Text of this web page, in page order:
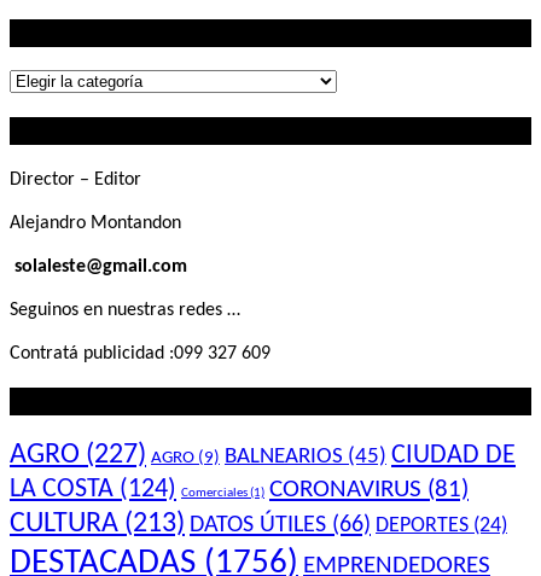
Lo
Director – Editor
Alejandro Montandon
solaleste@gmail.com
Seguinos en nuestras redes …
Contratá publicidad :099 327 609
AGRO (227) AGRO (9) BALNEARIOS (45) CIUDAD DE
LA COSTA (124) Comerciales(1) CORONAVIRUS (81)
CULTURA (213) DATOS ÚTILES (66) DEPORTES (24)
DESTACADAS (1756) EMPRENDEDORES